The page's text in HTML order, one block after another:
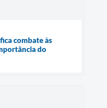
combate às
do